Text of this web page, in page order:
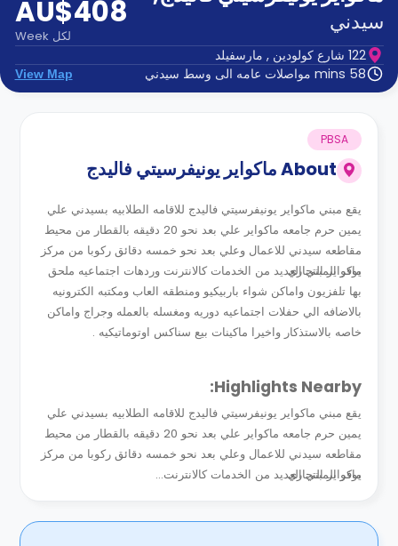
المساعدة
الدعم
عبر
الهاتف
اتصل
بنا
كيف
الأسئلة
الشائعة
سيدني AU$408
لكل Week
122 شارع كولودين , مارسفيلد
58 mins مواصلات عامه الى وسط سيدني
View Map
Aboutماكواير يونيفرسيتي فاليدج
PBSA
يقع مبني ماكواير يونيفرسيتي فاليدج للاقامه الطلابيه بسيدني علي
يمين حرم جامعه ماكواير علي بعد نحو 20 دقيقه بالقطار من محيط
مقاطعه سيدني للاعمال وعلي بعد نحو خمسه دقائق ركوبا من مركز
ماكواير التجاري .
يوفر المبني العديد من الخدمات كالانترنت وردهات اجتماعيه ملحق
بها تلفزيون واماكن شواء باربيكيو ومنطقه العاب ومكتبه الكترونيه
بالاضافه الي حفلات اجتماعيه دوريه ومغسله بالعمله وجراج واماكن
خاصه بالاستذكار واخيرا ماكينات بيع سناكس اوتوماتيكيه .
Highlights Nearby:
يقع مبني ماكواير يونيفرسيتي فاليدج للاقامه الطلابيه بسيدني علي
يمين حرم جامعه ماكواير علي بعد نحو 20 دقيقه بالقطار من محيط
مقاطعه سيدني للاعمال وعلي بعد نحو خمسه دقائق ركوبا من مركز
ماكواير التجاري .
يوفر المبني العديد من الخدمات كالانترنت...